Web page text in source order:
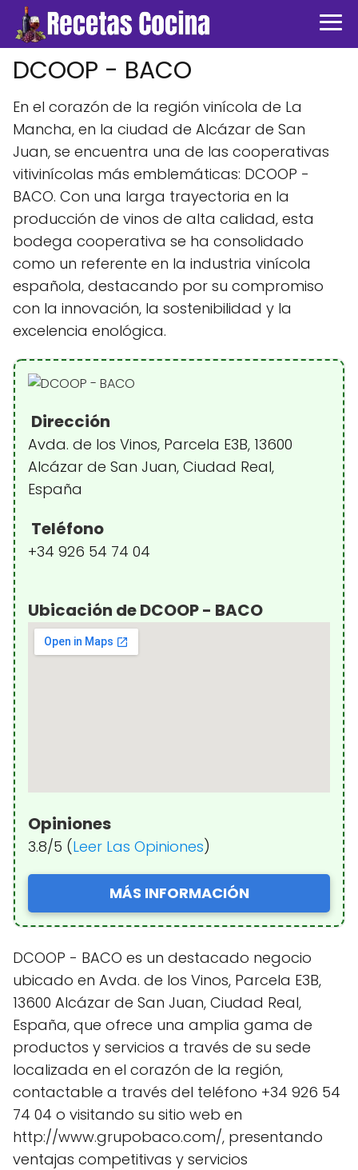
DCOOP - BACO
En el corazón de la región vinícola de La
Mancha, en la ciudad de Alcázar de San
Juan, se encuentra una de las cooperativas
vitivinícolas más emblemáticas: DCOOP -
BACO. Con una larga trayectoria en la
producción de vinos de alta calidad, esta
bodega cooperativa se ha consolidado
como un referente en la industria vinícola
española, destacando por su compromiso
con la innovación, la sostenibilidad y la
excelencia enológica.
Dirección
Avda. de los Vinos, Parcela E3B, 13600
Alcázar de San Juan, Ciudad Real,
España
Teléfono
+34 926 54 74 04
Ubicación de DCOOP - BACO
Opiniones
3.8/5 (Leer Las Opiniones)
MÁS INFORMACIÓN
DCOOP - BACO es un destacado negocio
ubicado en Avda. de los Vinos, Parcela E3B,
13600 Alcázar de San Juan, Ciudad Real,
España, que ofrece una amplia gama de
productos y servicios a través de su sede
localizada en el corazón de la región,
contactable a través del teléfono +34 926 54
74 04 o visitando su sitio web en
http://www.grupobaco.com/, presentando
ventajas competitivas y servicios